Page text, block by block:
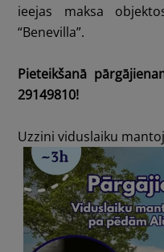
ieejas maksa
“Benevilla”.
Pieteikšanā
29149810!
Uzzini viduslaiku